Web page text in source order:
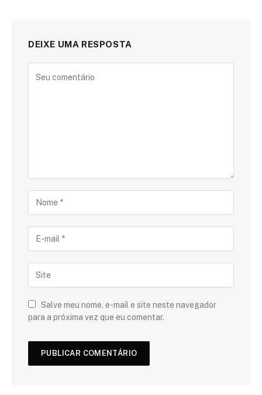
DEIXE UMA RESPOSTA
Salve meu nome, e-mail e site neste navegador
para a próxima vez que eu comentar.